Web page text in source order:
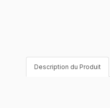
Description du Produit